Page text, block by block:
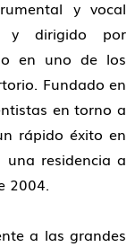
y vocal
y dirigido por
en uno de los
Fundado en
en torno a
rápido éxito en
residencia a
2004.
a las grandes